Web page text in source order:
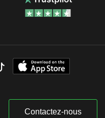
Contactez-nous